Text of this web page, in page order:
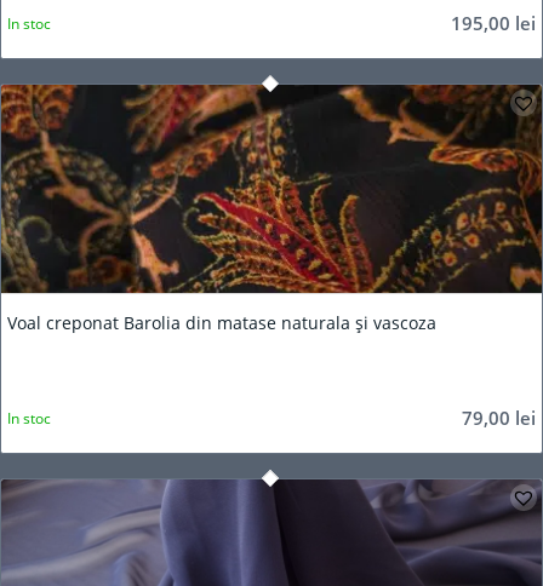
195,00 lei
In stoc
Voal creponat Barolia din matase naturala și vascoza
79,00 lei
In stoc